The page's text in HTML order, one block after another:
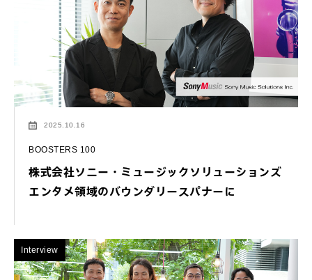
2025.10.16
BOOSTERS 100
株式会社ソニー・ミュージックソリューションズ
エンタメ領域のバウンダリースパナーに
Interview